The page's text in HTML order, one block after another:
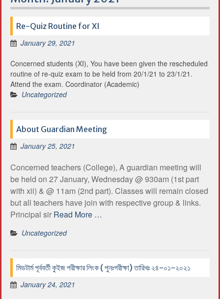
Re-Quiz Routine for XI
January 29, 2021
Concerned students (XI), You have been given the rescheduled
routine of re-quiz exam to be held from 20/1/21 to 23/1/21.
Attend the exam. Coordinator (Academic)
Uncategorized
About Guardian Meeting
January 25, 2021
Concerned teachers (College), A guardian meeting will
be held on 27 January, Wednesday @ 930am (1st part
with xii) & @ 11am (2nd part). Classes will remain closed
but all teachers have join with respective group & links.
Principal sir Read More …
Uncategorized
মিডটার্ম পূর্ববর্তী কুইজ পরীক্ষার লিংক ( পুনঃপরীক্ষা) তারিখঃ ২৪-০১-২০২১
January 24, 2021